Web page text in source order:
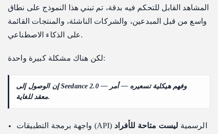
المقايضة الحقيقية
إعادة صياغة القيمة
لا اشتراك إلزامي
استراتيجية مرنة دون تبديل المنصات
إذا فشل التوليد، هل أدفع أيضاً؟
هل يجب علي تقديم فيديو كمدخلات في كل مرة؟
المشاهد القابل للتحكم فيه بدقة، تم تبني هذا النموذج على نطاق
واسع من قبل المبدعين، والشركات الناشئة، والمنتجات القائمة
على الذكاء الاصطناعي.
لكن هناك مشكلة كبيرة واحدة:
إن الوصول إلى Seedance 2.0 — وفهم هيكلية تسعيره — أمر
معقد للغاية.
واجهة برمجة التطبيقات (API) الرسمية ليست متاحة للأفراد